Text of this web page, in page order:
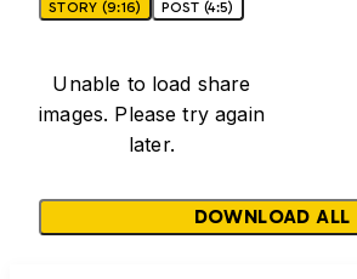
STORY (9:16) POST (4:5)
Unable to load share
images. Please try again
later.
DOWNLOAD ALL